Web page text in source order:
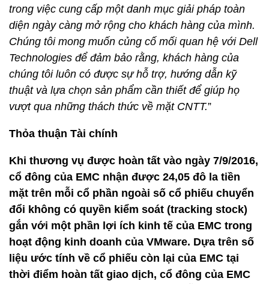
trong việc cung cấp một danh mục giải pháp toàn
diện ngày càng mở rộng cho khách hàng của mình.
Chúng tôi mong muốn củng cố mối quan hệ với Dell
Technologies để đảm bảo rằng, khách hàng của
chúng tôiluôn có được sự hỗ trợ, hướng dẫn kỹ
thuật và lựa chọn sản phẩm cần thiết để giúp họ
vượt qua những thách thức về mặt CNTT.”
Thỏa thuận Tài chính
Khi thương vụ được hoàn tất vào ngày 7/9/2016,
cổ đông của EMC nhận được 24,05 đô la tiền
mặt trên mỗi cổ phần ngoài số cổ phiếu chuyển
đổi không có quyền kiểm soát (tracking stock)
gắn với một phần lợi ích kinh tế của EMC trong
hoạt động kinh doanh của VMware. Dựa trên số
liệu ước tính về cổ phiếu còn lại của EMC tại
thời điểm hoàn tất giao dịch, cổ đông của EMC